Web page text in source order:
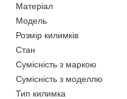
Матеріал
Модель
Розмір килимків
Стан
Сумісність з маркою
Сумісність з моделлю
Тип килимка